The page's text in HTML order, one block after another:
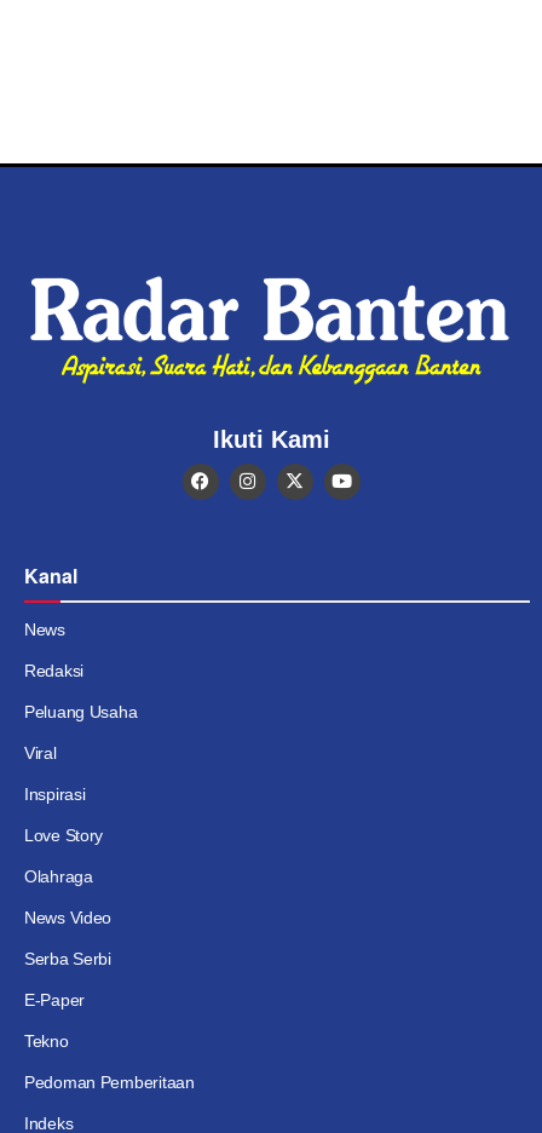
Ikuti Kami
Kanal
News
Redaksi
Peluang Usaha
Viral
Inspirasi
Love Story
Olahraga
News Video
Serba Serbi
E-Paper
Tekno
Pedoman Pemberitaan
Indeks